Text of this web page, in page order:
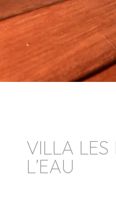
VILLA LES
L’EAU